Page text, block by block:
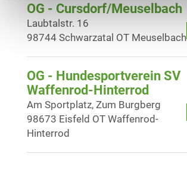
OG - Cursdorf/Meuselbach
Laubtalstr. 16
98744 Schwarzatal OT Meuselbach
OG - Hundesportverein SV
Waffenrod-Hinterrod
Am Sportplatz, Zum Burgberg
98673 Eisfeld OT Waffenrod-
Hinterrod